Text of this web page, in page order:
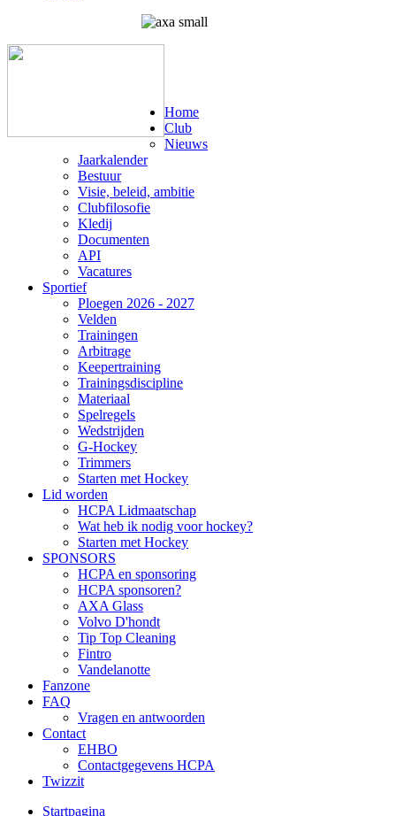
Home
Club
Nieuws
Jaarkalender
Bestuur
Visie, beleid, ambitie
Clubfilosofie
Kledij
Documenten
API
Vacatures
Sportief
Ploegen 2026 - 2027
Velden
Trainingen
Arbitrage
Keepertraining
Trainingsdiscipline
Materiaal
Spelregels
Wedstrijden
G-Hockey
Trimmers
Starten met Hockey
Lid worden
HCPA Lidmaatschap
Wat heb ik nodig voor hockey?
Starten met Hockey
SPONSORS
HCPA en sponsoring
HCPA sponsoren?
AXA Glass
Volvo D'hondt
Tip Top Cleaning
Fintro
Vandelanotte
Fanzone
FAQ
Vragen en antwoorden
Contact
EHBO
Contactgegevens HCPA
Twizzit
Startpagina